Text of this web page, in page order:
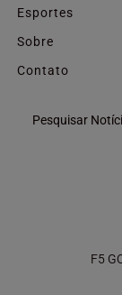
Esportes
Sobre
Contato
Pesquisar
F5
Esse site